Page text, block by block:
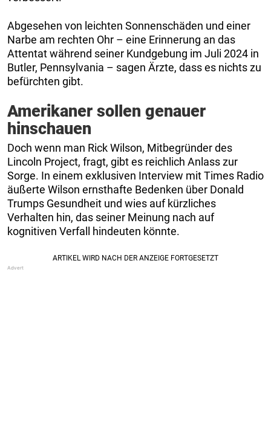
Abgesehen von leichten Sonnenschäden und einer
Narbe am rechten Ohr – eine Erinnerung an das
Attentat während seiner Kundgebung im Juli 2024 in
Butler, Pennsylvania – sagen Ärzte, dass es nichts zu
befürchten gibt.
Amerikaner sollen genauer
hinschauen
Doch wenn man Rick Wilson, Mitbegründer des
Lincoln Project, fragt, gibt es reichlich Anlass zur
Sorge. In einem exklusiven Interview mit Times Radio
äußerte Wilson ernsthafte Bedenken über Donald
Trumps Gesundheit und wies auf kürzliches
Verhalten hin, das seiner Meinung nach auf
kognitiven Verfall hindeuten könnte.